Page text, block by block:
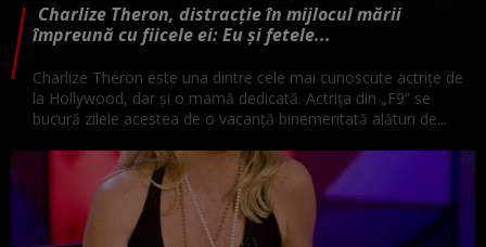
Charlize Theron, distracție în mijlocul mării
împreună cu fiicele ei: Eu și fetele...
Charlize Theron este una dintre cele mai cunoscute actrițe de
la Hollywood, dar și o mamă dedicată. Actrița din „F9” se
bucură zilele acestea de o vacanță binemeritată alături de...